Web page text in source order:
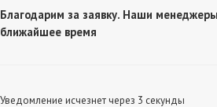
Благодарим за заявку. Наши
ближайшее время
Уведомление исчезнет через 3 секунды